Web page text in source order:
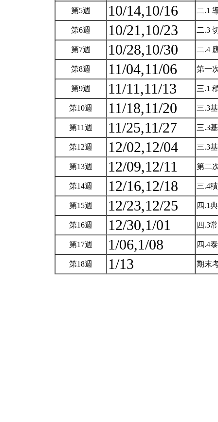
第5週 10/14,10/16 二.1
第6週 10/21,10/23 二.3
第7週 10/28,10/30 二.4
第8週 11/04,11/06 第一
第9週 11/11,11/13 三.1
第10週 11/18,11/20 三.3
第11週 11/25,11/27 三.3
第12週 12/02,12/04 三.3
第13週 12/09,12/11 第二
第14週 12/16,12/18 三.4
第15週 12/23,12/25 四.1
第16週 12/30,1/01 四.3
第17週 1/06,1/08 四.4
第18週 1/13 期末